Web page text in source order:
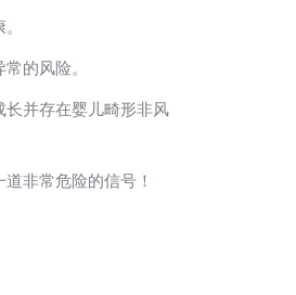
的风险。
并存在婴儿畸形非风
非常危险的信号！